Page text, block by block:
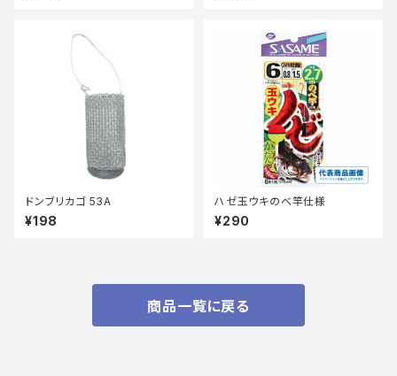
ドンブリカゴ 53A
¥198
ハゼ玉ウキのべ竿仕様
¥290
商品一覧に戻る